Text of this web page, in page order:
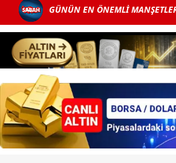
GÜNÜN EN ÖNEMLİ